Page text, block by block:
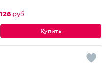
126 руб